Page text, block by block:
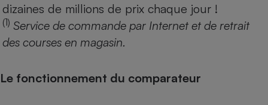
dizaines de millions de prix chaque jour !
(1) Service de commande par Internet et de retrait
des courses en magasin.
Le fonctionnement du comparateur